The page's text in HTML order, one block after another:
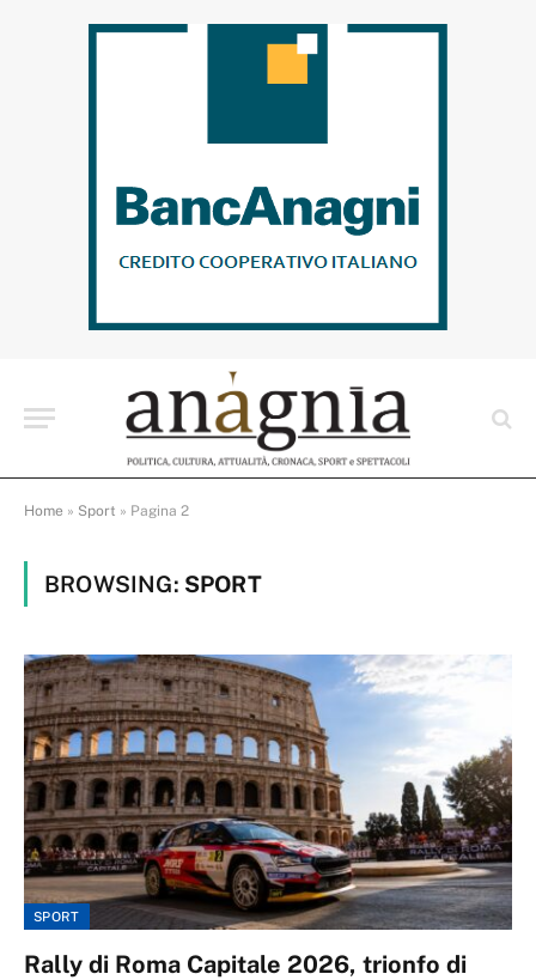
Home » Sport » Pagina 2
BROWSING: SPORT
SPORT
Rally di Roma Capitale 2026, trionfo di